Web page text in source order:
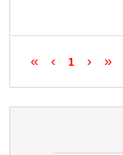
«
‹
1
›
»